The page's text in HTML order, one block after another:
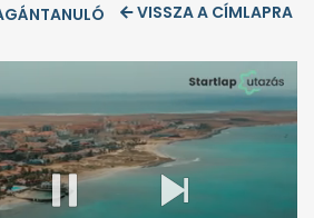
VISSZA A CÍMLAPRA